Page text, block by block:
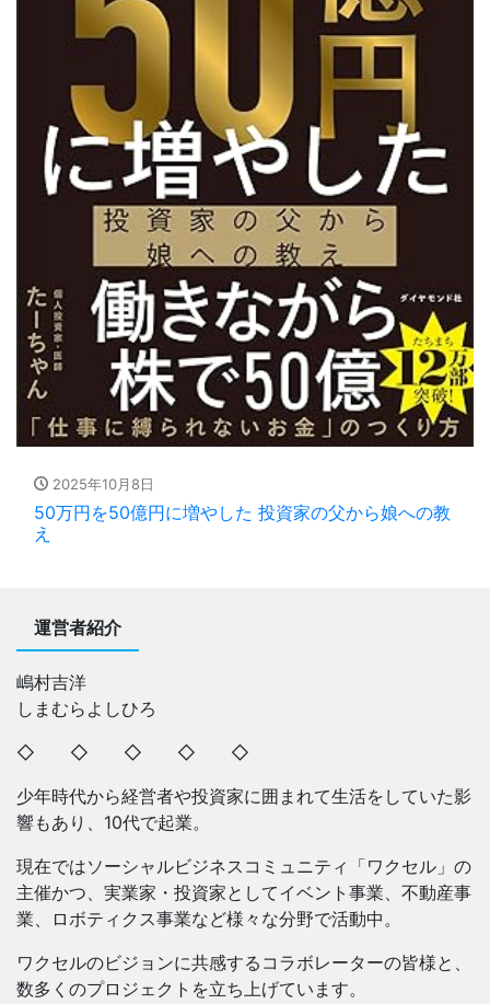
2025年10月8日
50万円を50億円に増やした 投資家の父から娘への教
え
運営者紹介
嶋村吉洋
しまむらよしひろ
◇ ◇ ◇ ◇ ◇
少年時代から経営者や投資家に囲まれて生活をしていた影
響もあり、10代で起業。
現在ではソーシャルビジネスコミュニティ「ワクセル」の
主催かつ、実業家・投資家としてイベント事業、不動産事
業、ロボティクス事業など様々な分野で活動中。
ワクセルのビジョンに共感するコラボレーターの皆様と、
数多くのプロジェクトを立ち上げています。